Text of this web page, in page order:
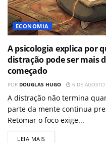
ECONOMIA
A psicologia explica por
distração pode ser mais
começado
POR DOUGLAS HUGO 6 DE
A distração não termina
parte da mente continua
Retomar o foco exige...
LEIA MAIS